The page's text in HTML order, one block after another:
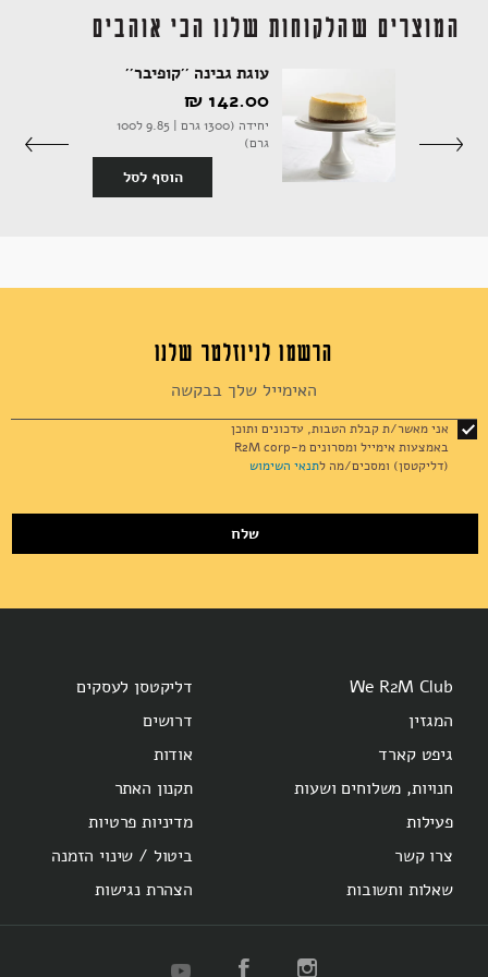
המוצרים שהלקוחות שלנו הכי אוהבים
עוגת גבינה ''קופיבר''
142.00 ‏₪
יחידה (1300 גרם | 9.85 ל100
גרם)
הוסף לסל
הרשמו לניוזלטר שלנו
for
Our
Newsletter:
שלח
אני מאשר/ת קבלת הטבות, עדכונים ותוכן
באמצעות אימייל ומסרונים מ-R2M corp
(דליקטסן) ומסכים/מה לתנאי השימוש
We R2M Club
המגזין
גיפט קארד
חנויות, משלוחים ושעות
פעילות
צרו קשר
שאלות ותשובות
דליקטסן לעסקים
דרושים
אודות
תקנון האתר
מדיניות פרטיות
ביטול / שינוי הזמנה
הצהרת נגישות
אקססוריז